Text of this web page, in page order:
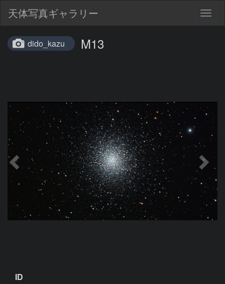
天体写真ギャラリー
dido_kazu M13
ID